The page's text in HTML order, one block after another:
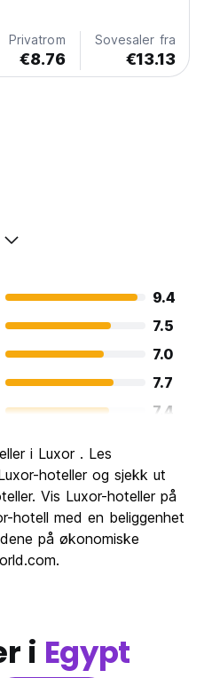
av Luxor. Vi holder for
på våre...
Privatrom
€8.76
Sovesaler fra
€13.13
9.4
7.5
7.0
7.7
7.4
9.2
5.8
8.9
i Luxor . Les
hoteller og sjekk ut
Vis Luxor-hoteller på
hotell med en beliggenhet
på økonomiske
i Egypt